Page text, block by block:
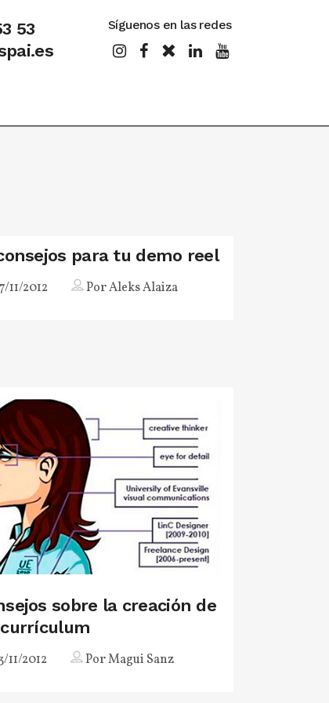
53
Síguenos en las redes
para tu demo reel
11/2012 PorAleks Alaiza
sobre la creación de
11/2012 PorMagui Sanz